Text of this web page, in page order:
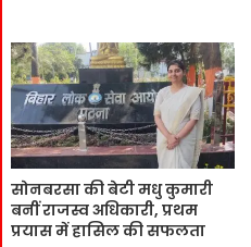
सोनबरसा की बेटी मधु कुमारी
बनीं राजस्व अधिकारी, प्रथम
प्रयास में हासिल की सफलता